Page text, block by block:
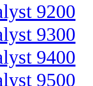
9200
9300
9400
9500